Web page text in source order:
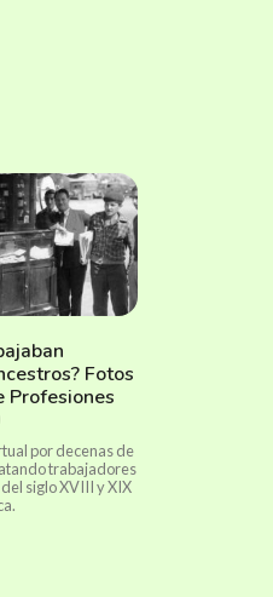
Fotos
Profesiones
por decenas de
trabajadores
siglo XVIII y XIX